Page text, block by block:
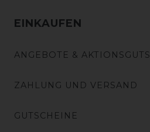
EINKAUFEN
ANGEBOTE &
ZAHLUNG UND VERSAND
GUTSCHEINE